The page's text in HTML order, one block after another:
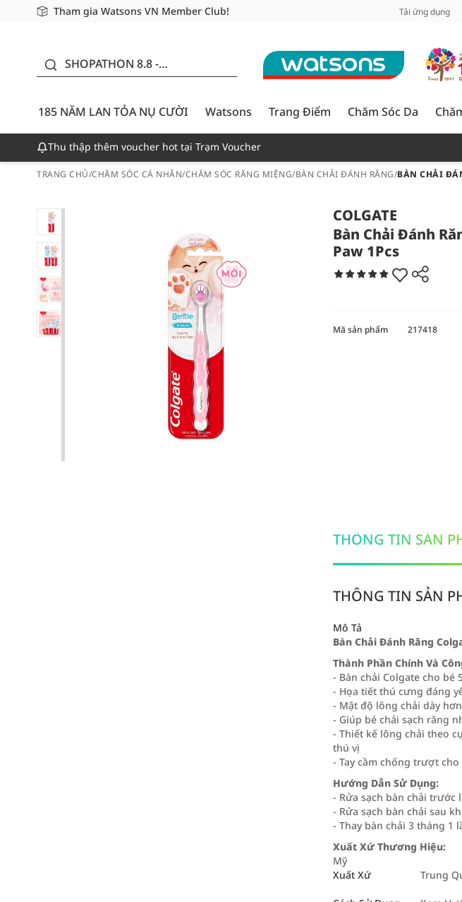
Tham gia Watsons VN Member Club!
Miễn phí giao hàng cho đơn hàng từ 249,000Đ
Giao hàng nhanh 24h - Áp dụng khu vực TP. Hồ Chí Minh Tải ứng dụng
SHOPATHON 8.8 -
CƯỜI - GIẢM ĐẾN
50%
185 NĂM LAN TỎA NỤ CƯỜI
Watsons Trang Điểm Chăm Sóc Da
Thu thập thêm voucher hot tại Trạm Voucher
TRANG CHỦ/CHĂM SÓC CÁ NHÂN/CHĂM SÓC RĂNG MIỆNG/BÀN CHẢI ĐÁNH RĂNG/BÀN CHẢI
COLGATE
Bàn Chải Đánh
Paw 1Pcs
Mã sản phẩm 217418
THÔNG TIN SẢN
THÔNG TIN SẢN
Mô Tả
Bàn Chải Đánh Răng
Thành Phần Chính Và
- Bàn chải Colgate cho
- Họa tiết thú cưng đáng
- Mật độ lông chải dày
- Giúp bé chải sạch răng
- Thiết kế lông chải theo
thú vị
- Tay cầm chống trượt
Hướng Dẫn Sử Dụng:
- Rửa sạch bàn chải trước
- Rửa sạch bàn chải sau
- Thay bàn chải 3 tháng 1
Xuất Xứ Thương Hiệu:
Mỹ
Xuất Xứ
Trung